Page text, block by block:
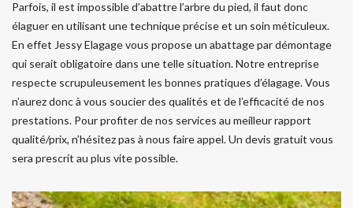
Parfois, il est impossible d’abattre l’arbre du pied, il faut donc
élaguer en utilisant une technique précise et un soin méticuleux.
En effet Jessy Elagage vous propose un abattage par démontage
qui serait obligatoire dans une telle situation. Notre entreprise
respecte scrupuleusement les bonnes pratiques d’élagage. Vous
n’aurez donc à vous soucier des qualités et de l’efficacité de nos
prestations. Pour profiter de nos services au meilleur rapport
qualité/prix, n’hésitez pas à nous faire appel. Un devis gratuit vous
sera prescrit au plus vite possible.